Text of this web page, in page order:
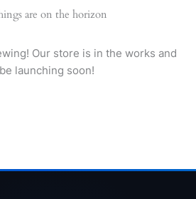
are on the horizon
Our store is in the works and
launching soon!